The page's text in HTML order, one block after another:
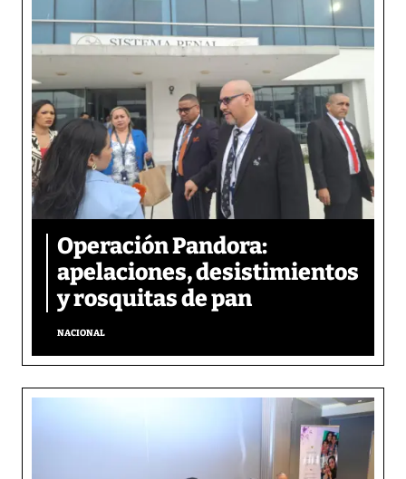
Operación Pandora:
apelaciones, desistimientos
y rosquitas de pan
NACIONAL